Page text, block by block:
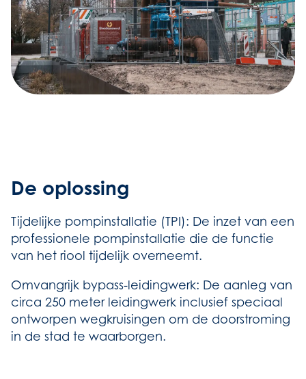
De oplossing
Tijdelijke pompinstallatie (TPI): De inzet van een
professionele pompinstallatie die de functie
van het riool tijdelijk overneemt.
Omvangrijk bypass-leidingwerk: De aanleg van
circa 250 meter leidingwerk inclusief speciaal
ontworpen wegkruisingen om de doorstroming
in de stad te waarborgen.